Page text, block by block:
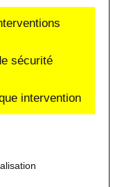
sécurité
intervention